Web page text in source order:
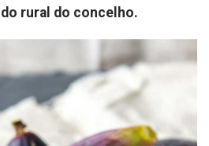
rural do concelho.